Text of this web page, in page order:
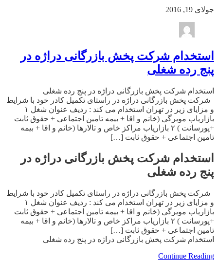
جولای 19, 2016
استخدام شرکت پخش بازرگانی دراژه در
پنج رده شغلی
استخدام شرکت پخش بازرگانی دراژه در پنج رده شغلی
شرکت پخش بازرگانی دراژه در راستای تکمیل کادر خود با شرایط
و مزایای زیر در تهران استخدام می کند : ردیف عنوان شغل ۱
بازاریاب مویرگی (خانم و اقا + بیمه تامین اجتماعی + حقوق ثابت
+پورسانت ) ۲ بازاریاب مراکز خاص و تالارها (خانم و اقا + بیمه
تامین اجتماعی + حقوق ثابت […]
استخدام شرکت پخش بازرگانی دراژه در
پنج رده شغلی
شرکت پخش بازرگانی دراژه در راستای تکمیل کادر خود با شرایط
و مزایای زیر در تهران استخدام می کند : ردیف عنوان شغل ۱
بازاریاب مویرگی (خانم و اقا + بیمه تامین اجتماعی + حقوق ثابت
+پورسانت ) ۲ بازاریاب مراکز خاص و تالارها (خانم و اقا + بیمه
تامین اجتماعی + حقوق ثابت […]
استخدام شرکت پخش بازرگانی دراژه در پنج رده شغلی
Continue Reading